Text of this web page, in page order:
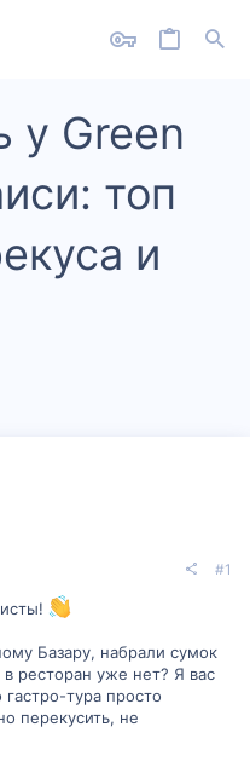
у Green
топ
и
#1
Базару, набрали сумок
ресторан уже нет? Я вас
тура просто
перекусить, не